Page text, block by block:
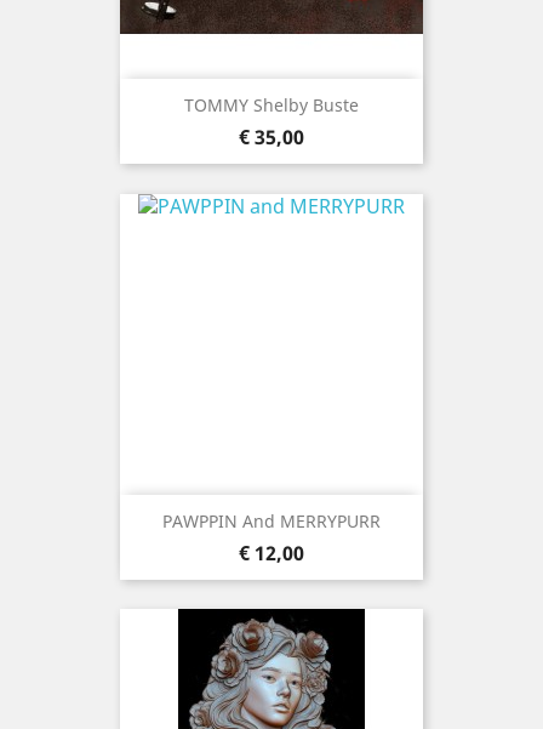
TOMMY Shelby Buste
Prijs
€ 35,00
PAWPPIN And MERRYPURR
Prijs
€ 12,00